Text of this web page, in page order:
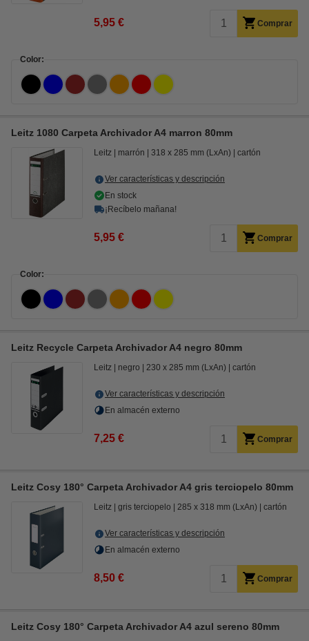
5,95 € Comprar
Color:
Leitz 1080 Carpeta Archivador A4 marron 80mm
Leitz marrón 318 x 285 mm (LxAn) cartón
Ver características y descripción
En stock
¡Recíbelo mañana!
5,95 € Comprar
Color:
Leitz Recycle Carpeta Archivador A4 negro 80mm
Leitz negro 230 x 285 mm (LxAn) cartón
Ver características y descripción
En almacén externo
7,25 € Comprar
Leitz Cosy 180° Carpeta Archivador A4 gris terciopelo 80mm
Leitz gris terciopelo 285 x 318 mm (LxAn) cartón
Ver características y descripción
En almacén externo
8,50 € Comprar
Leitz Cosy 180° Carpeta Archivador A4 azul sereno 80mm